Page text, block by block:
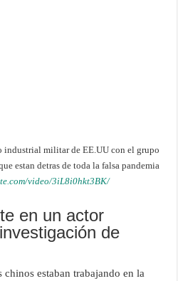
industrial militar de EE.UU con el grupo
estan detras de toda la falsa pandemia
video/3iL8i0hkt3BK/
en un actor
de
estaban trabajando en la